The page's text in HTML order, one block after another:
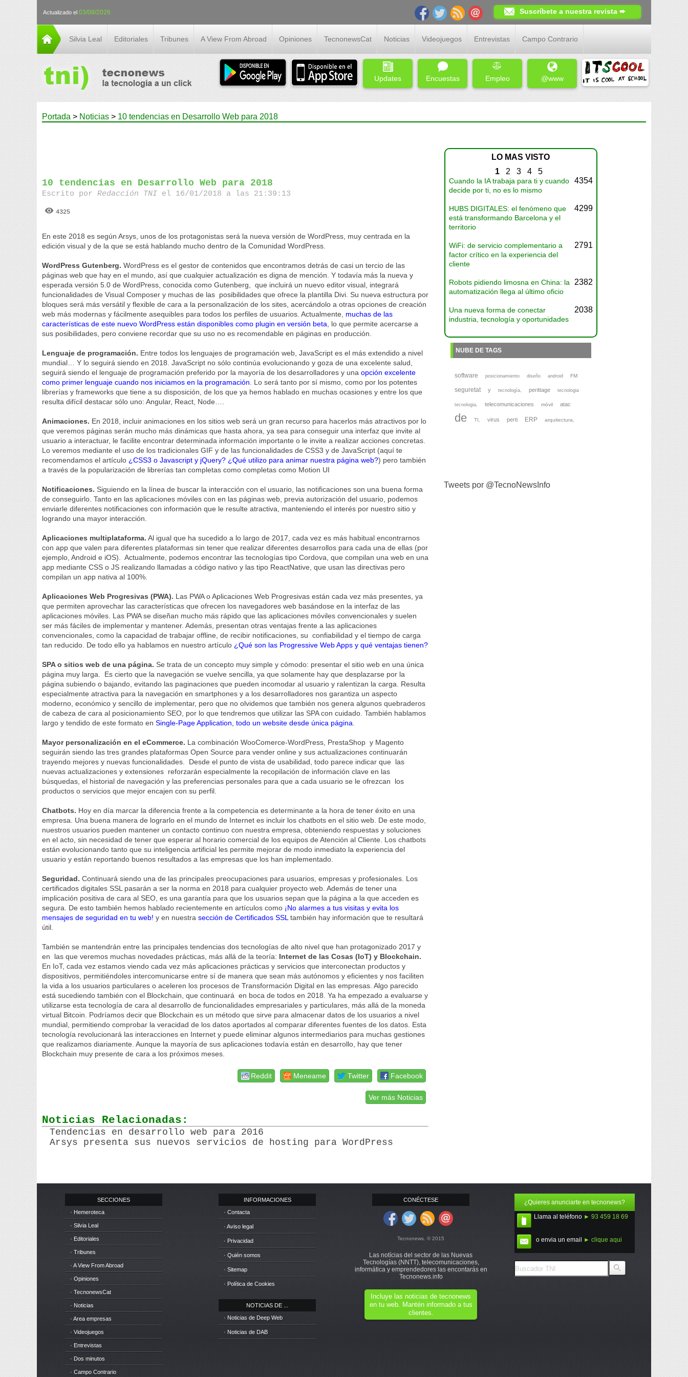
Actualizado el 03/08/2026 Suscríbete a nuestra revista ➨
Silvia Leal Editoriales Tribunes A View From Abroad Opiniones TecnonewsCat Noticias Videojuegos Entrevistas Campo Contrario
Updates Encuestas Empleo @www
Portada > Noticias > 10 tendencias en Desarrollo Web para 2018
10 tendencias en Desarrollo Web para 2018
Escrito porRedacción TNI el 16/01/2018 a las 21:39:13
4325
En este 2018 es según Arsys, unos de los protagonistas será la nueva versión de WordPress, muy centrada en la
edición visual y de la que se está hablando mucho dentro de la Comunidad WordPress.
WordPress Gutenberg. WordPress es el gestor de contenidos que encontramos detrás de casi un tercio de las
páginas web que hay en el mundo, así que cualquier actualización es digna de mención. Y todavía más la nueva y
esperada versión 5.0 de WordPress, conocida como Gutenberg, que incluirá un nuevo editor visual, integrará
funcionalidades de Visual Composer y muchas de las posibilidades que ofrece la plantilla Divi. Su nueva estructura por
bloques será más versátil y flexible de cara a la personalización de los sites, acercándolo a otras opciones de creación
web más modernas y fácilmente asequibles para todos los perfiles de usuarios. Actualmente, muchas de las
características de este nuevo WordPress están disponibles como plugin en versión beta , lo que permite acercarse a
sus posibilidades, pero conviene recordar que su uso no es recomendable en páginas en producción.
Lenguaje de programación. Entre todos los lenguajes de programación web, JavaScript es el más extendido a nivel
mundial… Y lo seguirá siendo en 2018. JavaScript no sólo continúa evolucionando y goza de una excelente salud,
seguirá siendo el lenguaje de programación preferido por la mayoría de los desarrolladores y unaopción excelente
como primer lenguaje cuando nos iniciamos en la programación . Lo será tanto por sí mismo, como por los potentes
librerías y frameworks que tiene a su disposición, de los que ya hemos hablado en muchas ocasiones y entre los que
resulta difícil destacar sólo uno: Angular, React, Node….
Animaciones. En 2018, incluir animaciones en los sitios web será un gran recurso para hacerlos más atractivos por lo
que veremos páginas serán mucho más dinámicas que hasta ahora, ya sea para conseguir una interfaz que invite al
usuario a interactuar, le facilite encontrar determinada información importante o le invite a realizar acciones concretas.
Lo veremos mediante el uso de los tradicionales GIF y de las funcionalidades de CSS3 y de JavaScript (aquí te
recomendamos el artículo ¿CSS3 o Javascript y jQuery? ¿Qué utilizo para animar nuestra página web?) pero también
a través de la popularización de librerías tan completas como completas como Motion UI
Notificaciones. Siguiendo en la línea de buscar la interacción con el usuario, las notificaciones son una buena forma
de conseguirlo. Tanto en las aplicaciones móviles con en las páginas web, previa autorización del usuario, podemos
enviarle diferentes notificaciones con información que le resulte atractiva, manteniendo el interés por nuestro sitio y
logrando una mayor interacción.
Aplicaciones multiplataforma. Al igual que ha sucedido a lo largo de 2017, cada vez es más habitual encontrarnos
con app que valen para diferentes plataformas sin tener que realizar diferentes desarrollos para cada una de ellas (por
ejemplo, Android e iOS). Actualmente, podemos encontrar las tecnologías tipo Cordova, que compilan una web en una
app mediante CSS o JS realizando llamadas a código nativo y las tipo ReactNative, que usan las directivas pero
compilan un app nativa al 100%.
Aplicaciones Web Progresivas (PWA). Las PWA o Aplicaciones Web Progresivas están cada vez más presentes, ya
que permiten aprovechar las características que ofrecen los navegadores web basándose en la interfaz de las
aplicaciones móviles. Las PWA se diseñan mucho más rápido que las aplicaciones móviles convencionales y suelen
ser más fáciles de implementar y mantener. Además, presentan otras ventajas frente a las aplicaciones
convencionales, como la capacidad de trabajar offline, de recibir notificaciones, su confiabilidad y el tiempo de carga
tan reducido. De todo ello ya hablamos en nuestro artículo ¿Qué son las Progressive Web Apps y qué ventajas tienen?
SPA o sitios web de una página. Se trata de un concepto muy simple y cómodo: presentar el sitio web en una única
página muy larga. Es cierto que la navegación se vuelve sencilla, ya que solamente hay que desplazarse por la
página subiendo o bajando, evitando las paginaciones que pueden incomodar al usuario y ralentizan la carga. Resulta
especialmente atractiva para la navegación en smartphones y a los desarrolladores nos garantiza un aspecto
moderno, económico y sencillo de implementar, pero que no olvidemos que también nos genera algunos quebraderos
de cabeza de cara al posicionamiento SEO, por lo que tendremos que utilizar las SPA con cuidado. También hablamos
largo y tendido de este formato enSingle-Page Application, todo un website desde única página
Mayor personalización en el eCommerce. La combinación WooComerce-WordPress, PrestaShop y Magento
seguirán siendo las tres grandes plataformas Open Source para vender online y sus actualizaciones continuarán
trayendo mejores y nuevas funcionalidades. Desde el punto de vista de usabilidad, todo parece indicar que las
nuevas actualizaciones y extensiones reforzarán especialmente la recopilación de información clave en las
búsquedas, el historial de navegación y las preferencias personales para que a cada usuario se le ofrezcan los
productos o servicios que mejor encajen con su perfil.
Chatbots. Hoy en día marcar la diferencia frente a la competencia es determinante a la hora de tener éxito en una
empresa. Una buena manera de lograrlo en el mundo de Internet es incluir los chatbots en el sitio web. De este modo,
nuestros usuarios pueden mantener un contacto continuo con nuestra empresa, obteniendo respuestas y soluciones
en el acto, sin necesidad de tener que esperar al horario comercial de los equipos de Atención al Cliente. Los chatbots
están evolucionando tanto que su inteligencia artificial les permite mejorar de modo inmediato la experiencia del
usuario y están reportando buenos resultados a las empresas que los han implementado.
Seguridad. Continuará siendo una de las principales preocupaciones para usuarios, empresas y profesionales. Los
certificados digitales SSL pasarán a ser la norma en 2018 para cualquier proyecto web. Además de tener una
implicación positiva de cara al SEO, es una garantía para que los usuarios sepan que la página a la que acceden es
segura. De esto también hemos hablado recientemente en artículos como ¡No alarmes a tus visitas y evita los
mensajes de seguridad en tu web! y en nuestrasección de Certificados SSL también hay información que te resultará
útil.
También se mantendrán entre las principales tendencias dos tecnologías de alto nivel que han protagonizado 2017 y
en las que veremos muchas novedades prácticas, más allá de la teoría: Internet de las Cosas (IoT) y Blockchain.
En IoT, cada vez estamos viendo cada vez más aplicaciones prácticas y servicios que interconectan productos y
dispositivos, permitiéndoles intercomunicarse entre sí de manera que sean más autónomos y eficientes y nos faciliten
la vida a los usuarios particulares o aceleren los procesos de Transformación Digital en las empresas. Algo parecido
está sucediendo también con el Blockchain, que continuará en boca de todos en 2018. Ya ha empezado a evaluarse y
utilizarse esta tecnología de cara al desarrollo de funcionalidades empresariales y particulares, más allá de la moneda
virtual Bitcoin. Podríamos decir que Blockchain es un método que sirve para almacenar datos de los usuarios a nivel
mundial, permitiendo comprobar la veracidad de los datos aportados al comparar diferentes fuentes de los datos. Esta
tecnología revolucionará las interacciones en Internet y puede eliminar algunos intermediarios para muchas gestiones
que realizamos diariamente. Aunque la mayoría de sus aplicaciones todavía están en desarrollo, hay que tener
Blockchain muy presente de cara a los próximos meses.
Facebook
Twitter
Meneame
Reddit
Ver más Noticias
Noticias Relacionadas:
Tendencias en desarrollo web para 2016
Arsys presenta sus nuevos servicios de hosting para WordPress
LO MAS VISTO
1 2 3 4 5
Cuando la IA trabaja para ti y cuando
decide por ti, no es lo mismo
4354
HUBS DIGITALES: el fenómeno que
está transformando Barcelona y el
territorio
4299
WiFi: de servicio complementario a
factor crítico en la experiencia del
cliente
2791
Robots pidiendo limosna en China: la
automatización llega al último oficio
2382
Una nueva forma de conectar
industria, tecnología y oportunidades
2038
NUBE DE TAGS
software posicionamiento diseño android FM
seguretat y tecnología, perittage tecnologia
tecnologia, telecomunicaciones móvil atac
de TI, virus perti ERP arquitectura,
Tweets por @TecnoNewsInfo
SECCIONES
· Hemeroteca
· Silvia Leal
· Editoriales
· Tribunes
· A View From Abroad
· Opiniones
· TecnonewsCat
· Noticias
· Area empresas
· Videojuegos
· Entrevistas
· Dos minutos
· Campo Contrario
INFORMACIONES
· Contacta
· Aviso legal
· Privacidad
· Quién somos
· Sitemap
· Política de Cookies
NOTICIAS DE ...
· Noticias de Deep Web
· Noticias de DAB
CONÉCTESE
Tecnonews. © 2015
Las notícias del sector de las Nuevas
Tecnologías (NNTT), telecomunicaciones,
informática y emprendedores las encontarás en
Tecnonews.info
Incluye las noticias de tecnonews
en tu web. Mantén informado a tus
clientes.
¿Quieres anunciarte en tecnonews?
Llama al teléfono ► 93 459 18 69
o envia un email ► clique aqui